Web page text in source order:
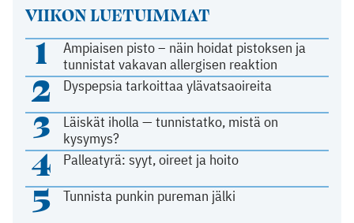
VIIKON LUETUIMMAT
1
Ampiaisen pisto – näin hoidat pistoksen ja
tunnistat vakavan allergisen reaktion
2 Dyspepsia tarkoittaa ylävatsaoireita
3
Läiskät iholla — tunnistatko, mistä on
kysymys?
4 Palleatyrä: syyt, oireet ja hoito
5 Tunnista punkin pureman jälki